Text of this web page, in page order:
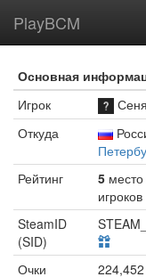
PlayBCM
Основная
Игрок
Сеня
Откуда
Рейтинг
5
игроков
SteamID
(SID)
Очки
224,452